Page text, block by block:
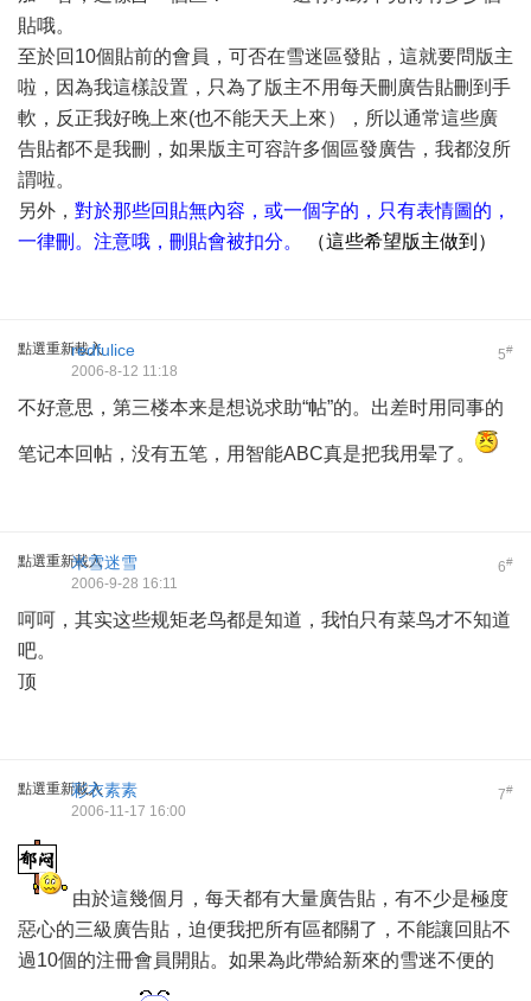
貼哦。
至於回10個貼前的會員，可否在雪迷區發貼，這就要問版主
啦，因為我這樣設置，只為了版主不用每天刪廣告貼刪到手
軟，反正我好晚上來(也不能天天上來），所以通常這些廣
告貼都不是我刪，如果版主可容許多個區發廣告，我都沒所
謂啦。
另外， 對於那些回貼無內容，或一個字的，只有表情圖的，
一律刪。注意哦，刪貼會被扣分。
（這些希望版主做到）
點選重新載入 5#
redfulice
2006-8-12 11:18
不好意思，第三楼本来是想说求助“帖”的。出差时用同事的
笔记本回帖，没有五笔，用智能ABC真是把我用晕了。
點選重新載入 6#
米雪迷雪
2006-9-28 16:11
呵呵，其实这些规矩老鸟都是知道，我怕只有菜鸟才不知道
吧。
顶
點選重新載入 7#
彩衣素素
2006-11-17 16:00
由於這幾個月，每天都有大量廣告貼，有不少是極度
惡心的三級廣告貼，迫便我把所有區都關了，不能讓回貼不
過10個的注冊會員開貼。如果為此帶給新來的雪迷不便的